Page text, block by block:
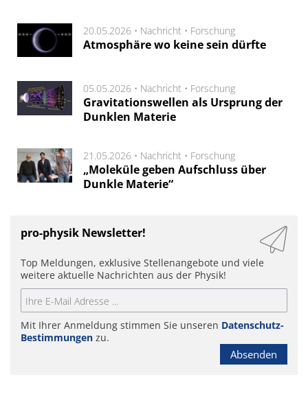
20.05.2026 • Nachricht • Forschung
Atmosphäre wo keine sein dürfte
05.05.2026 • Nachricht • Forschung
Gravitationswellen als Ursprung der
Dunklen Materie
21.05.2026 • Nachricht • Forschung
„Moleküle geben Aufschluss über
Dunkle Materie“
pro-physik Newsletter!
Top Meldungen, exklusive Stellenangebote und viele
weitere aktuelle Nachrichten aus der Physik!
Mit Ihrer Anmeldung stimmen Sie unseren Datenschutz-
Bestimmungen zu.
Absenden